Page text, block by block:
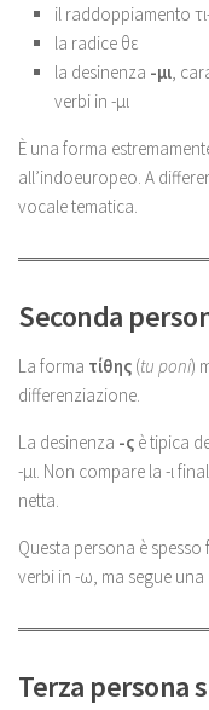
il raddoppiamento
la radice θε
la desinenza -μι ,
verbi in -μι
È una forma
all’indoeuropeo. A
vocale tematica.
Seconda
La forma τίθης (tu poni)
differenziazione.
La desinenza -ς è tipica
-μι. Non compare la -ι
netta.
Questa persona è
verbi in -ω, ma segue
Terza persona